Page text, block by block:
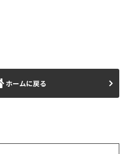
ホームに戻る